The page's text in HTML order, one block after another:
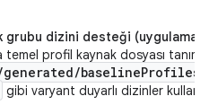
grubu dizini desteği (uygulama
profil kaynak dosyası
gibi varyant duyarlı dizinler